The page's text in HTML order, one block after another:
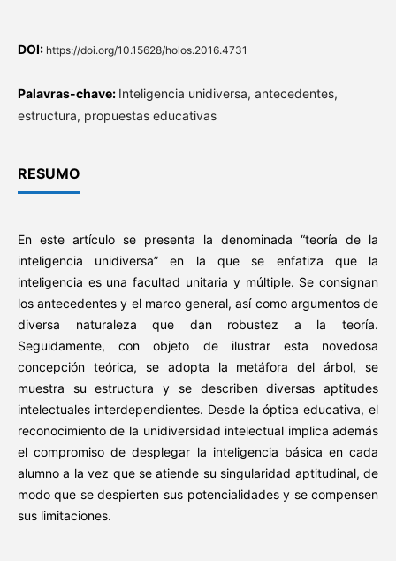
DOI: https://doi.org/10.15628/holos.2016.4731
Palavras-chave: Inteligencia unidiversa, antecedentes,
estructura, propuestas educativas
RESUMO
En este artículo se presenta la denominada “teoría de la
inteligencia unidiversa” en la que se enfatiza que la
inteligencia es una facultad unitaria y múltiple. Se consignan
los antecedentes y el marco general, así como argumentos de
diversa naturaleza que dan robustez a la teoría.
Seguidamente, con objeto de ilustrar esta novedosa
concepción teórica, se adopta la metáfora del árbol, se
muestra su estructura y se describen diversas aptitudes
intelectuales interdependientes. Desde la óptica educativa, el
reconocimiento de la unidiversidad intelectual implica además
el compromiso de desplegar la inteligencia básica en cada
alumno a la vez que se atiende su singularidad aptitudinal, de
modo que se despierten sus potencialidades y se compensen
sus limitaciones.